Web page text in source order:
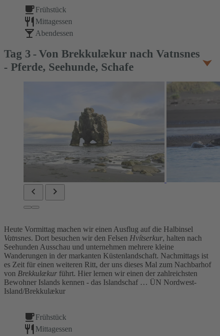
Frühstück
Mittagessen
Abendessen
Tag 3
Von Brekkulækur nach Vatnsnes
- Pferde, Seehunde, Schafe
Heute Vormittag machen wir einen Ausflug auf die Halbinsel
Vatnsnes. Dort besuchen wir den Felsen Hvítserkur, halten nach
Seehunden Ausschau und unternehmen mehrere kleine
Wanderungen in der markanten Küstenlandschaft. Nachmittags ist
es Zeit für einen weiteren Ritt, der uns dieses Mal zum Nachbarhof
von Brekkulækur führt. Hier lernen wir einen der zahlreichsten
Bewohner Islands kennen - das Islandschaf … ÜN Nordwest-
Island/Brekkulækur
Frühstück
Mittagessen